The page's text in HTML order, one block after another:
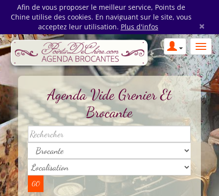
Afin de vous proposer le meilleur service, Points de
Chine utilise des cookies. En naviguant sur le site, vous
acceptez leur utilisation. Plus d'infos ×
Agenda Vide Grenier Et
Brocante